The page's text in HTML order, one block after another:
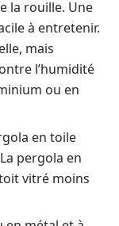
la rouille. Une
à entretenir.
mais
l’humidité
ou en
en toile
pergola en
vitré moins